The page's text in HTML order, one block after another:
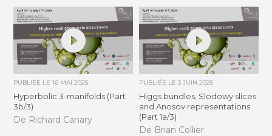
PUBLIÉE LE16 MAI 2025
Hyperbolic 3-manifolds (Part
3b/3)
De Richard Canary
PUBLIÉE LE 3 JUIN 2025
Higgs bundles, Slodowy slices
and Anosov representations
(Part 1a/3)
De Brian Collier